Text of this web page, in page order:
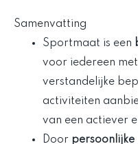
Samenvatting
Sportmaat is een
voor iedereen
verstandelijke
activiteiten
van een actiever
Door persoonlijke